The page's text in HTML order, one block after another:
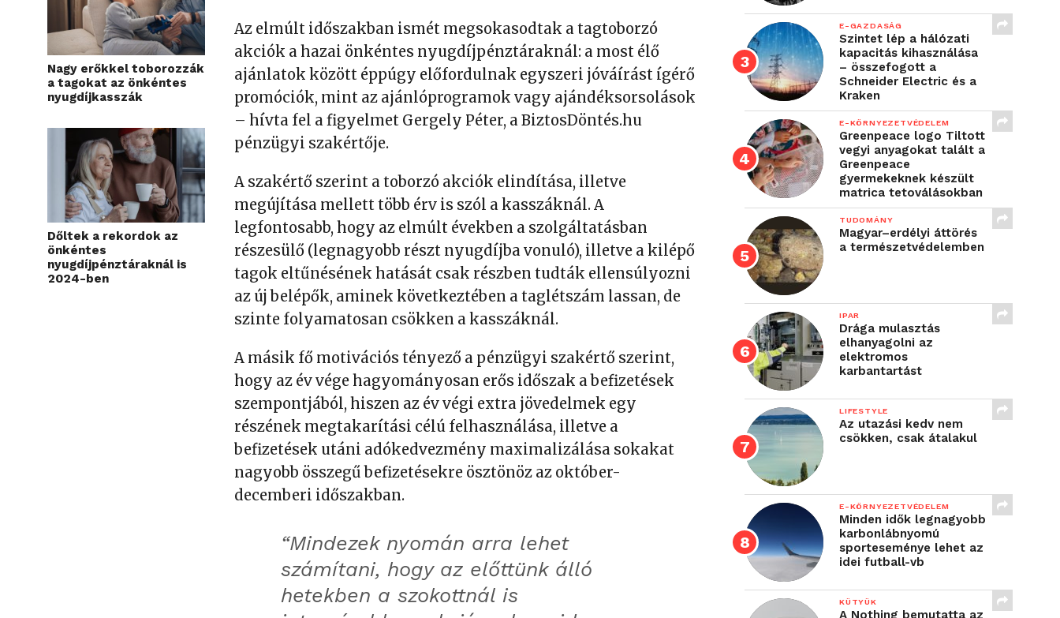
Nagy erőkkel toborozzák
a tagokat az önkéntes
nyugdíjkasszák
Dőltek a rekordok az
önkéntes
nyugdíjpénztáraknál is
2024-ben
Az elmúlt időszakban ismét megsokasodtak a tagtoborzó
akciók a hazai önkéntes nyugdíjpénztáraknál: a most élő
ajánlatok között éppúgy előfordulnak egyszeri jóváírást ígérő
promóciók, mint az ajánlóprogramok vagy ajándéksorsolások
– hívta fel a figyelmet Gergely Péter, a BiztosDöntés.hu
pénzügyi szakértője.
A szakértő szerint a toborzó akciók elindítása, illetve
megújítása mellett több érv is szól a kasszáknál. A
legfontosabb, hogy az elmúlt években a szolgáltatásban
részesülő (legnagyobb részt nyugdíjba vonuló), illetve a kilépő
tagok eltűnésének hatását csak részben tudták ellensúlyozni
az új belépők, aminek következtében a taglétszám lassan, de
szinte folyamatosan csökken a kasszáknál.
A másik fő motivációs tényező a pénzügyi szakértő szerint,
hogy az év vége hagyományosan erős időszak a befizetések
szempontjából, hiszen az év végi extra jövedelmek egy
részének megtakarítási célú felhasználása, illetve a
befizetések utáni adókedvezmény maximalizálása sokakat
nagyobb összegű befizetésekre ösztönöz az október-
decemberi időszakban.
“Mindezek nyomán arra lehet
számítani, hogy az előttünk álló
hetekben a szokottnál is
E-GAZDASÁG
Szintet lép a hálózati
kapacitás kihasználása
– összefogott a
Schneider Electric és a
Kraken
E-KÖRNYEZETVÉDELEM
Greenpeace logo Tiltott
vegyi anyagokat talált a
Greenpeace
gyermekeknek készült
matrica tetoválásokban
TUDOMÁNY
Magyar–erdélyi áttörés
a természetvédelemben
IPAR
Drága mulasztás
elhanyagolni az
elektromos
karbantartást
LIFESTYLE
Az utazási kedv nem
csökken, csak átalakul
E-KÖRNYEZETVÉDELEM
Minden idők legnagyobb
karbonlábnyomú
sporteseménye lehet az
idei futball-vb
KÜTYÜK
A Nothing bemutatta az